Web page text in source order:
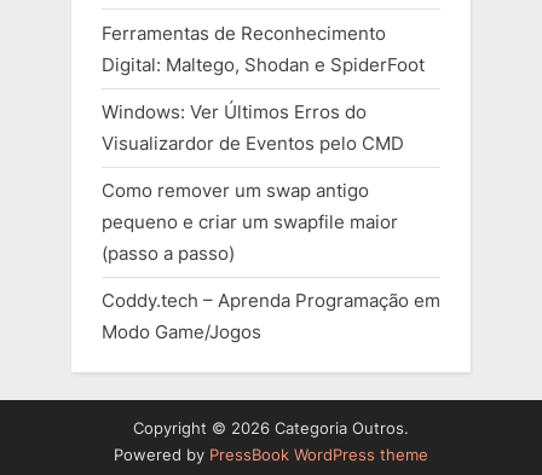
Ferramentas de Reconhecimento
Digital: Maltego, Shodan e SpiderFoot
Windows: Ver Últimos Erros do
Visualizardor de Eventos pelo CMD
Como remover um swap antigo
pequeno e criar um swapfile maior
(passo a passo)
Coddy.tech – Aprenda Programação em
Modo Game/Jogos
Copyright © 2026 Categoria Outros.
Powered by PressBook WordPress theme